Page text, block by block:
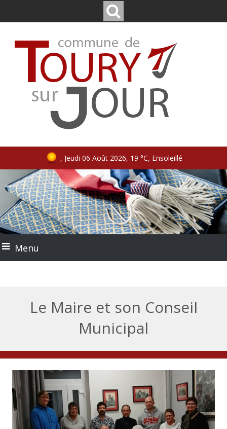
, Jeudi 06 Août 2026, 19 °C, Ensoleillé
Menu
Le Maire et son Conseil
Municipal